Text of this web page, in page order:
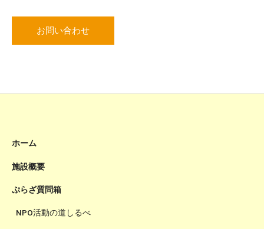
お問い合わせ
ホーム
施設概要
ぷらざ質問箱
NPO活動の道しるべ